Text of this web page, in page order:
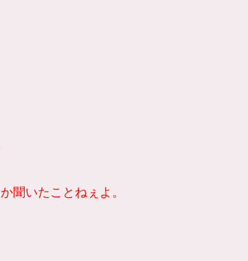
聞いたことねぇよ。